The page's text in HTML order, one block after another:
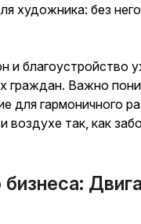
художника: без
и
граждан. Важно
для гармоничного
так, как